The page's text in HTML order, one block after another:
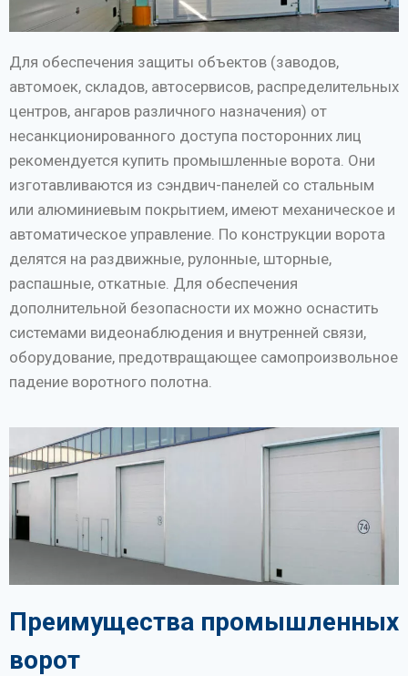
Для обеспечения защиты объектов (заводов,
автомоек, складов, автосервисов, распределительных
центров, ангаров различного назначения) от
несанкционированного доступа посторонних лиц
рекомендуется купить промышленные ворота. Они
изготавливаются из сэндвич-панелей со стальным
или алюминиевым покрытием, имеют механическое и
автоматическое управление. По конструкции ворота
делятся на раздвижные, рулонные, шторные,
распашные, откатные. Для обеспечения
дополнительной безопасности их можно оснастить
системами видеонаблюдения и внутренней связи,
оборудование, предотвращающее самопроизвольное
падение воротного полотна.
Преимущества промышленных
ворот